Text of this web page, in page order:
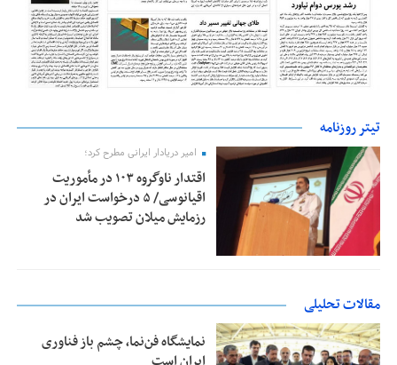
تیتر روزنامه
امیر دریادار ایرانی مطرح کرد؛
اقتدار ناوگروه ۱۰۳ در مأموریت‌
اقیانوسی/ ۵ درخواست ایران در
رزمایش میلان تصویب شد
مقالات تحلیلی
نمایشگاه فن‌نما، چشم باز فناوری